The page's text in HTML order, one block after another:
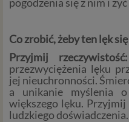
Co zrobić, żeby ten lęk
Przyjmij rzeczywistość:
przezwyciężenia lęku
jej nieuchronności.
a unikanie myślenia
większego lęku.
ludzkiego doświadczenia.